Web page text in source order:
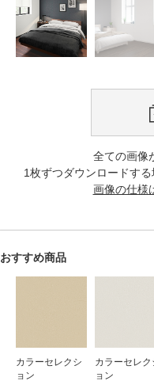
全ての画像
1枚ずつダウンロードす
画像の仕様
おすすめ商品
カラーセレクシ
ョン
カラーセレク
ョン